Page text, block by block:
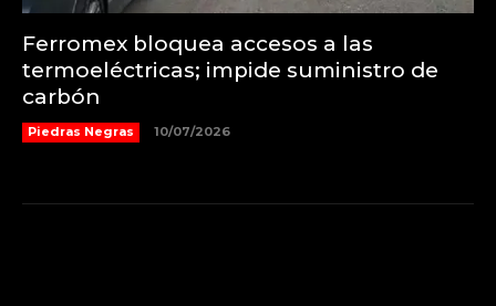
Ferromex bloquea accesos a las
termoeléctricas; impide suministro de
carbón
Piedras Negras 10/07/2026